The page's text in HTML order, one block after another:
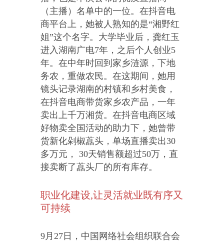
（主播）名单中的一位。在抖音电
商平台上，她被人熟知的是“湘野红
姐”这个名字。大学毕业后，龚红玉
进入湖南广电7年，之后个人创业5
年。在中年时回到家乡涟源，下地
务农，重做农民。在这期间，她用
镜头记录湖南的村镇和乡村美食，
在抖音电商带货家乡农产品，一年
卖出上千万湘货。在抖音电商区域
好物卖全国活动的助力下，她曾带
货新化剁椒藠头，单场直播卖出30
多万元， 30天销售额超过50万，直
接卖断了藠头厂的所有库存。
职业化建设,让灵活就业既有序又
可持续
9月27日，中国网络社会组织联合会